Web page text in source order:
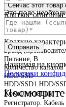
Это поле
Отправить
Нажимая на
Политики
Сейчас этот товар
Краткое описание
4-канальный,
969
Краткие
Бренд
Питание, В
Количество каналов
HDD/SSD
HDD/SSD1 HDD/
Комплектация
Регистратор.